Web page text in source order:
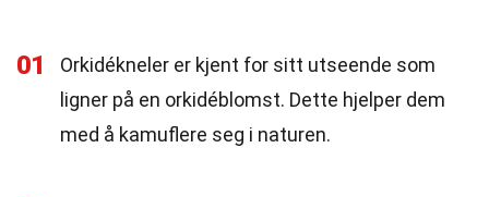
01
Orkidékneler er kjent for sitt utseende som
ligner på en orkidéblomst. Dette hjelper dem
med å kamuflere seg i naturen.